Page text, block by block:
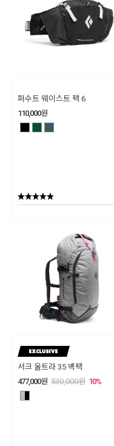
퍼수트 웨이스트 팩 6
110,000원
서크 울트라 35 백팩
477,000원 530,000원 10%